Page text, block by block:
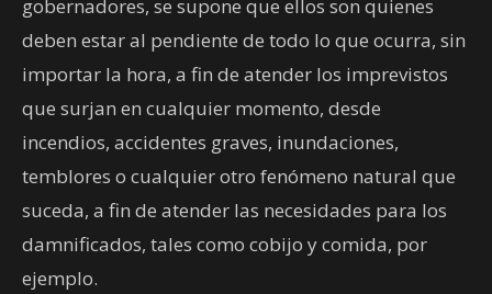
gobernadores, se supone que ellos son quienes
deben estar al pendiente de todo lo que ocurra, sin
importar la hora, a fin de atender los imprevistos
que surjan en cualquier momento, desde
incendios, accidentes graves, inundaciones,
temblores o cualquier otro fenómeno natural que
suceda, a fin de atender las necesidades para los
damnificados, tales como cobijo y comida, por
ejemplo.